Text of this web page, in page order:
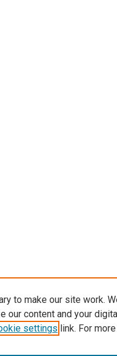
to make our site work.
our content and your
settings link. For